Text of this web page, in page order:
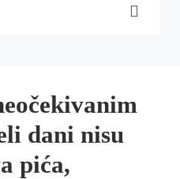
dani nisu
pića,